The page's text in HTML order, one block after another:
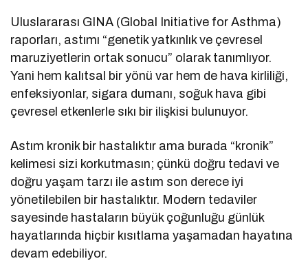
Uluslararası GINA (Global Initiative for Asthma)
raporları, astımı “genetik yatkınlık ve çevresel
maruziyetlerin ortak sonucu” olarak tanımlıyor.
Yani hem kalıtsal bir yönü var hem de hava kirliliği,
enfeksiyonlar, sigara dumanı, soğuk hava gibi
çevresel etkenlerle sıkı bir ilişkisi bulunuyor.
Astım kronik bir hastalıktır ama burada “kronik”
kelimesi sizi korkutmasın; çünkü doğru tedavi ve
doğru yaşam tarzı ile astım son derece iyi
yönetilebilen bir hastalıktır. Modern tedaviler
sayesinde hastaların büyük çoğunluğu günlük
hayatlarında hiçbir kısıtlama yaşamadan hayatına
devam edebiliyor.